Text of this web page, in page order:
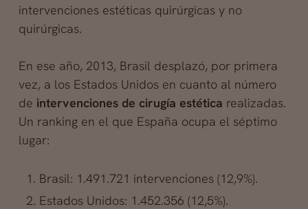
intervenciones estéticas quirúrgicas y no
quirúrgicas.
En ese año, 2013, Brasil desplazó, por primera
vez, a los Estados Unidos en cuanto al número
de intervenciones de cirugía estética realizadas.
Un ranking en el que España ocupa el séptimo
lugar:
Brasil: 1.491.721 intervenciones (12,9%).
Estados Unidos: 1.452.356 (12,5%).